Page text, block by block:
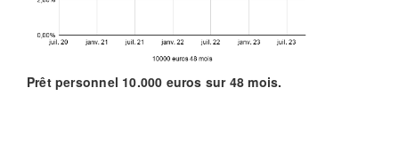
Prêt personnel 10.000 euros sur 48 mois.